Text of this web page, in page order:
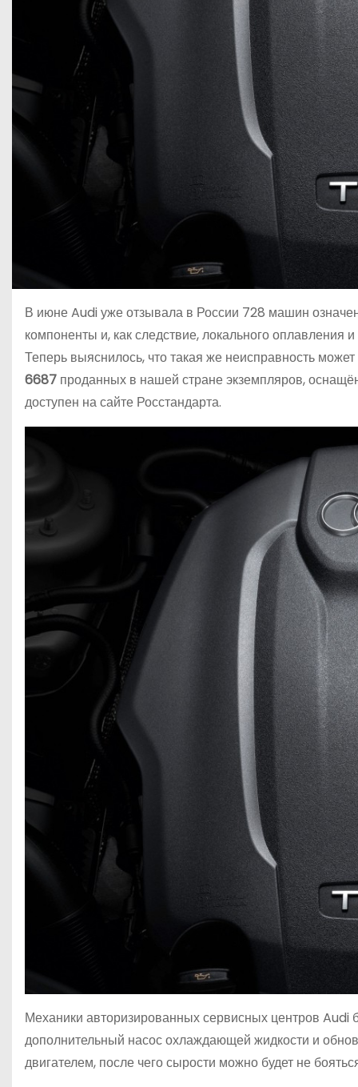
В июне Audi уже отзывала в России 728 машин
компоненты и, как следствие, локального
Теперь выяснилось, что такая же неисправность
6687 проданных в нашей стране экземпляров,
доступен на сайте Росстандарта.
Механики авторизированных сервисных центров
дополнительный насос охлаждающей жидкости и
двигателем, после чего сырости можно будет не